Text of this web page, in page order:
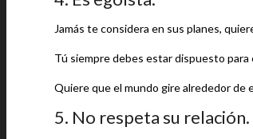
Jamás te considera en sus planes,
Tú siempre debes estar dispuesto
Quiere que el mundo gire alrededor de
5. No respeta su relación.